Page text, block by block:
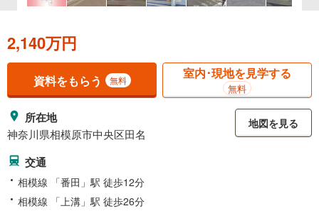
2,140万円
資料をもらう 無料 室内･現地を見学する
無料
所在地
神奈川県相模原市中央区田名
地図を見る
交通
相模線 「番田」駅 徒歩12分
相模線 「上溝」駅 徒歩26分